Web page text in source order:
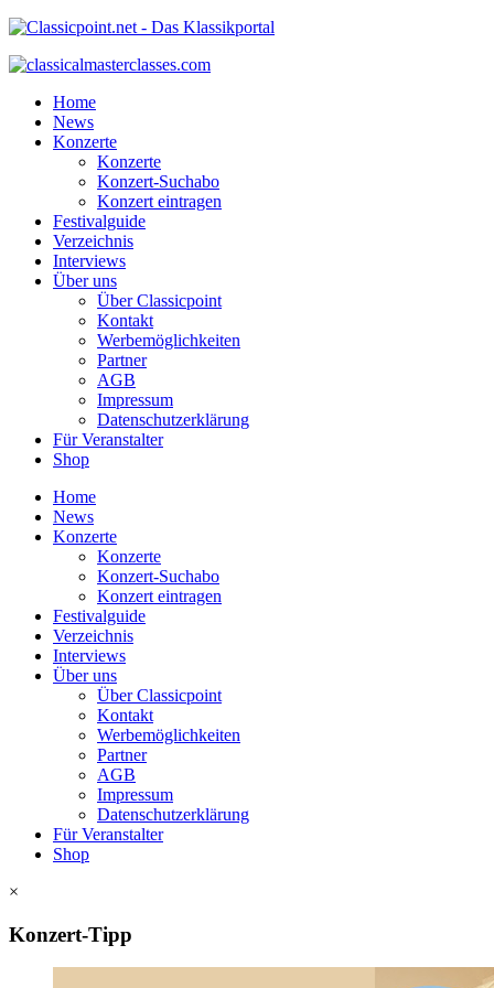
Home
News
Konzerte
Konzerte
Konzert-Suchabo
Konzert eintragen
Festivalguide
Verzeichnis
Interviews
Über uns
Über Classicpoint
Kontakt
Werbemöglichkeiten
Partner
AGB
Impressum
Datenschutzerklärung
Für Veranstalter
Shop
Home
News
Konzerte
Konzerte
Konzert-Suchabo
Konzert eintragen
Festivalguide
Verzeichnis
Interviews
Über uns
Über Classicpoint
Kontakt
Werbemöglichkeiten
Partner
AGB
Impressum
Datenschutzerklärung
Für Veranstalter
Shop
×
Konzert-Tipp